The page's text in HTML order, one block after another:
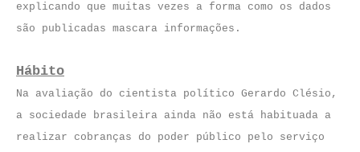
explicando que muitas vezes a forma como os dados
são publicadas mascara informações.
Hábito
Na avaliação do cientista político Gerardo Clésio,
a sociedade brasileira ainda não está habituada a
realizar cobranças do poder público pelo serviço